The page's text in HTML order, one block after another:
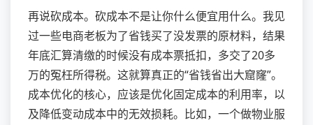
再说砍成本。砍成本不是让你什么便宜用什么。我见
过一些电商老板为了省钱买了没发票的原材料，结果
年底汇算清缴的时候没有成本票抵扣，多交了20多
万的冤枉所得税。这就算真正的“省钱省出大窟窿”。
成本优化的核心，应该是优化固定成本的利用率，以
及降低变动成本中的无效损耗。比如，一个做物业服